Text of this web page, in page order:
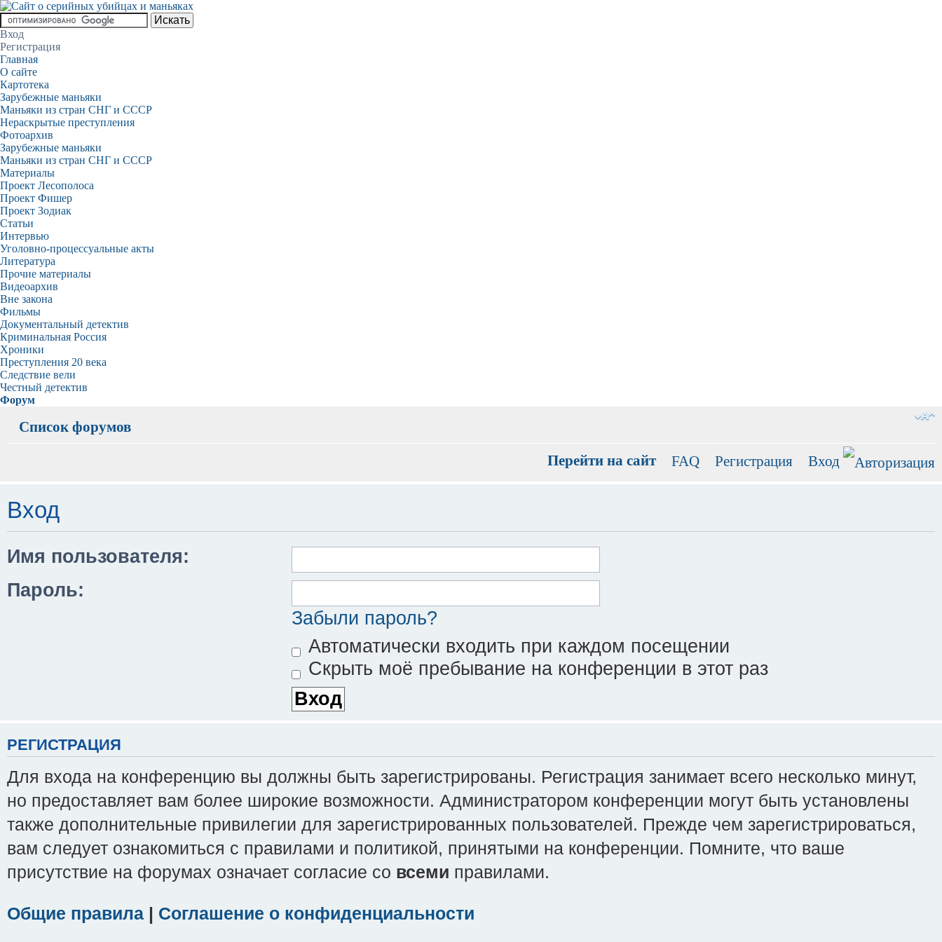
Вход
Регистрация
Главная
О сайте
Картотека
Зарубежные маньяки
Маньяки из стран СНГ и СССР
Нераскрытые преступления
Фотоархив
Зарубежные маньяки
Маньяки из стран СНГ и СССР
Материалы
Проект Лесополоса
Проект Фишер
Проект Зодиак
Статьи
Интервью
Уголовно-процессуальные акты
Литература
Прочие материалы
Видеоархив
Вне закона
Фильмы
Документальный детектив
Криминальная Россия
Хроники
Преступления 20 века
Следствие вели
Честный детектив
Форум
Список форумов
Перейти на сайт FAQ Регистрация Вход
Вход
Имя пользователя:
Пароль:
Забыли пароль?
Автоматически входить при каждом посещении
Скрыть моё пребывание на конференции в этот раз
РЕГИСТРАЦИЯ
Для входа на конференцию вы должны быть зарегистрированы. Регистрация занимает всего несколько минут,
но предоставляет вам более широкие возможности. Администратором конференции могут быть установлены
также дополнительные привилегии для зарегистрированных пользователей. Прежде чем зарегистрироваться,
вам следует ознакомиться с правилами и политикой, принятыми на конференции. Помните, что ваше
присутствие на форумах означает согласие со всеми правилами.
Общие правила | Соглашение о конфиденциальности